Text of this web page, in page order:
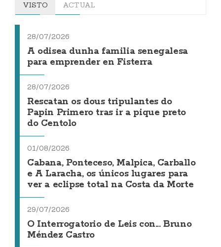
VISTO ACTUAL
28/07/2026
A odisea dunha familia senegalesa
para emprender en Fisterra
28/07/2026
Rescatan os dous tripulantes do
Papin Primero tras ir a pique preto
do Centolo
01/08/2026
Cabana, Ponteceso, Malpica, Carballo
e A Laracha, os únicos lugares para
ver a eclipse total na Costa da Morte
29/07/2026
O Interrogatorio de Leis con... Bruno
Méndez Castro